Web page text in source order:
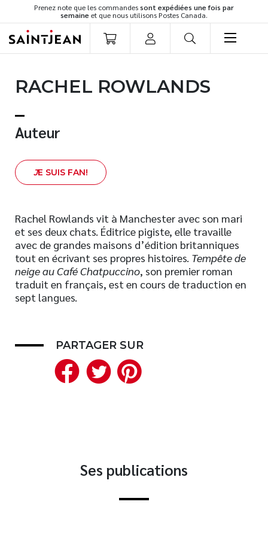
Prenez note que les commandessont expédiées une fois par
semaine et que nous utilisons Postes Canada.
Romans
Développement personnel
Spiritualité
Famille
Témoignages
Vie pratique
Finances
Nouveautés
Numérique
RACHEL ROWLANDS
Auteur
JE SUIS FAN!
Rachel Rowlands vit à Manchester avec son mari
et ses deux chats. Éditrice pigiste, elle travaille
avec de grandes maisons d’édition britanniques
tout en écrivant ses propres histoires. Tempête de
neige au Café Chatpuccino, son premier roman
traduit en français, est en cours de traduction en
sept langues.
PARTAGER SUR
Facebook
Twitter
Ses publications